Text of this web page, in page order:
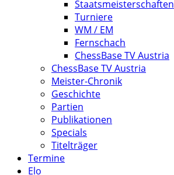
Staatsmeisterschaften
Turniere
WM / EM
Fernschach
ChessBase TV Austria
ChessBase TV Austria
Meister-Chronik
Geschichte
Partien
Publikationen
Specials
Titelträger
Termine
Elo